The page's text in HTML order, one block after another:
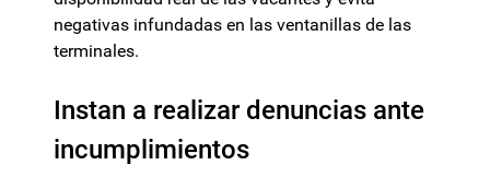
negativas infundadas en las ventanillas de las
terminales.
Instan a realizar denuncias ante
incumplimientos